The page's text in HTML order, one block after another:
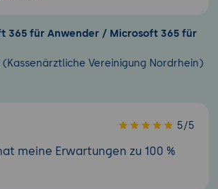
365 für Anwender / Microsoft 365 für
(Kassenärztliche Vereinigung Nordrhein)
5/5
meine Erwartungen zu 100 %